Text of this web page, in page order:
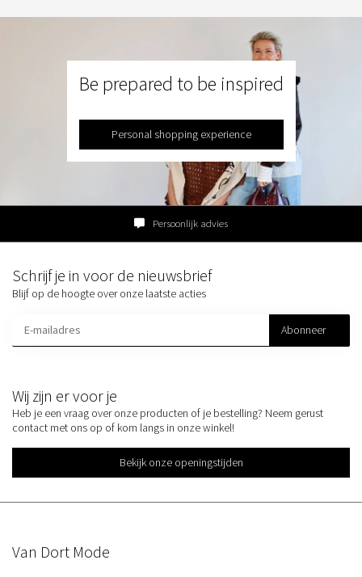
Be prepared to be inspired
Personal shopping experience
Persoonlijk advies
Wij zijn er voor je
Heb je een vraag over onze producten of je bestelling? Neem gerust
contact met ons op of kom langs in onze winkel!
Bekijk onze openingstijden
Schrijf je in voor de nieuwsbrief
Blijf op de hoogte over onze laatste acties
Abonneer
Van Dort Mode